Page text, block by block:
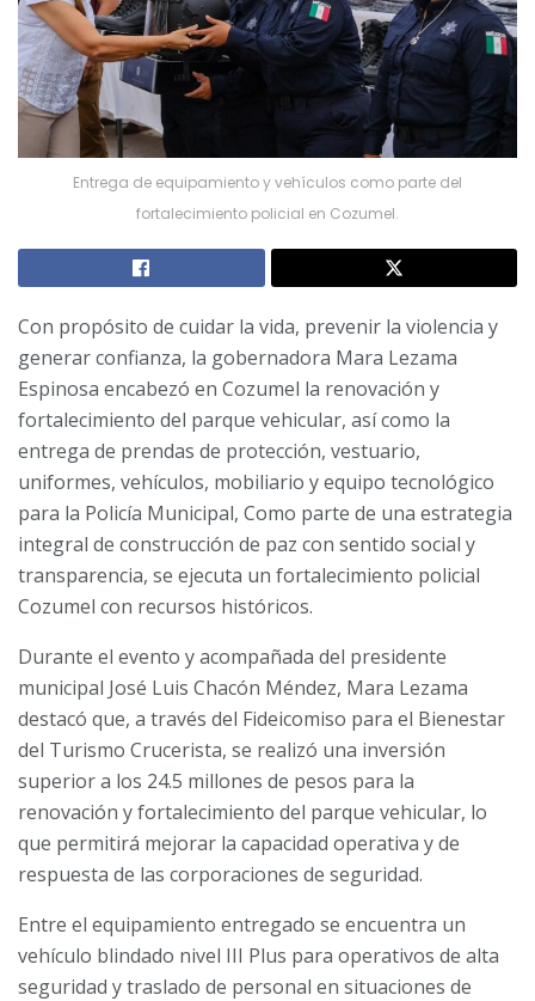
Entrega de equipamiento y vehículos como parte del
fortalecimiento policial en Cozumel.
Con propósito de cuidar la vida, prevenir la violencia y
generar confianza, la gobernadora Mara Lezama
Espinosa encabezó en Cozumel la renovación y
fortalecimiento del parque vehicular, así como la
entrega de prendas de protección, vestuario,
uniformes, vehículos, mobiliario y equipo tecnológico
para la Policía Municipal, Como parte de una estrategia
integral de construcción de paz con sentido social y
transparencia, se ejecuta un fortalecimiento policial
Cozumel con recursos históricos.
Durante el evento y acompañada del presidente
municipal José Luis Chacón Méndez, Mara Lezama
destacó que, a través del Fideicomiso para el Bienestar
del Turismo Crucerista, se realizó una inversión
superior a los 24.5 millones de pesos para la
renovación y fortalecimiento del parque vehicular, lo
que permitirá mejorar la capacidad operativa y de
respuesta de las corporaciones de seguridad.
Entre el equipamiento entregado se encuentra un
vehículo blindado nivel III Plus para operativos de alta
seguridad y traslado de personal en situaciones de